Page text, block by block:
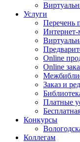
Услуги
Перечень
Интернет-
Online
Online
Заказ и
Платные
Конкурсы
Коллегам